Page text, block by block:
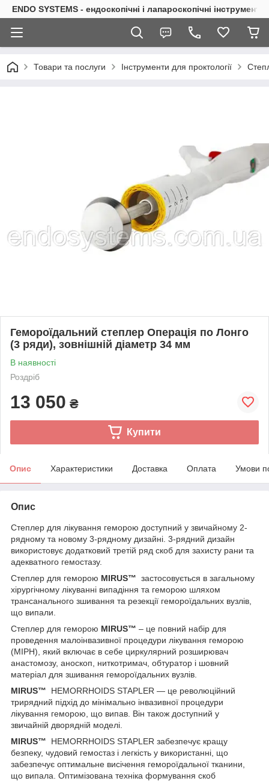
ENDO SYSTEMS - ендоскопічні і лапароскопічні інструменти
Товари та послуги Інструменти для проктології
Гемороїдальний степлер Операція по Лонго
(3 ряди), зовнішній діаметр 34 мм
В наявності
Роздріб
13 050 ₴
Купити
Опис Характеристики Доставка Оплата Умови
Опис
Степлер для лікування геморою доступний у звичайному 2-
рядному та новому 3-рядному дизайні. 3-рядний дизайн
використовує додатковий третій ряд скоб для захисту рани та
адекватного гемостазу.
Степлер для геморою MIRUS™ застосовується в загальному
хірургічному лікуванні випадіння та геморою шляхом
трансанального зшивання та резекції гемороїдальних вузлів,
що випали.
Степлер для геморою MIRUS™ – це повний набір для
проведення малоінвазивної процедури лікування геморою
(MIPH), який включає в себе циркулярний розширювач
анастомозу, аноскоп, ниткотримач, обтуратор і шовний
матеріал для зшивання гемороїдальних вузлів.
MIRUS™ HEMORRHOIDS STAPLER — це революційний
трирядний підхід до мінімально інвазивної процедури
лікування геморою, що випав. Він також доступний у
звичайній дворядній моделі.
MIRUS™ HEMORRHOIDS STAPLER забезпечує кращу
безпеку, чудовий гемостаз і легкість у використанні, що
забезпечує оптимальне висічення гемороїдальної тканини,
що випала. Оптимізована техніка формування скоб